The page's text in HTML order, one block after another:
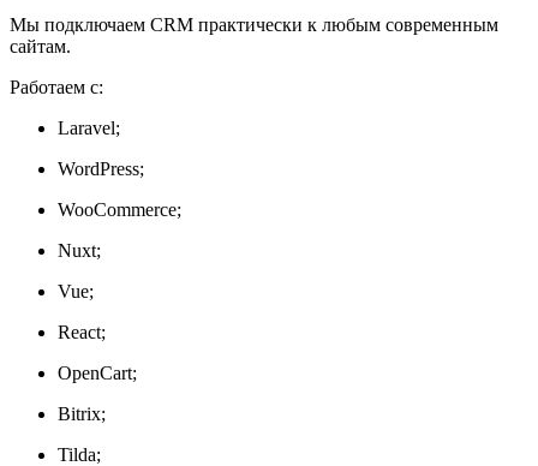
Мы подключаем CRM практически к любым современным
сайтам.
Работаем с:
Laravel;
WordPress;
WooCommerce;
Nuxt;
Vue;
React;
OpenCart;
Bitrix;
Tilda;